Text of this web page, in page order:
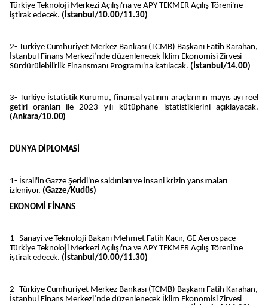
Türkiye Teknoloji Merkezi Açılışı'na ve APY TEKMER Açılış Töreni'ne
iştirak edecek. (İstanbul/10.00/11.30)
2- Türkiye Cumhuriyet Merkez Bankası (TCMB) Başkanı Fatih Karahan,
İstanbul Finans Merkezi’nde düzenlenecek İklim Ekonomisi Zirvesi
Sürdürülebilirlik Finansmanı Programı'na katılacak. (İstanbul/14.00)
3- Türkiye İstatistik Kurumu, finansal yatırım araçlarının mayıs ayı reel
getiri oranları ile 2023 yılı kütüphane istatistiklerini açıklayacak.
(Ankara/10.00)
DÜNYA DİPLOMASİ
1- İsrail'in Gazze Şeridi'ne saldırıları ve insani krizin yansımaları
izleniyor. (Gazze/Kudüs)
EKONOMİ FİNANS
1- Sanayi ve Teknoloji Bakanı Mehmet Fatih Kacır, GE Aerospace
Türkiye Teknoloji Merkezi Açılışı'na ve APY TEKMER Açılış Töreni'ne
iştirak edecek. (İstanbul/10.00/11.30)
2- Türkiye Cumhuriyet Merkez Bankası (TCMB) Başkanı Fatih Karahan,
İstanbul Finans Merkezi’nde düzenlenecek İklim Ekonomisi Zirvesi